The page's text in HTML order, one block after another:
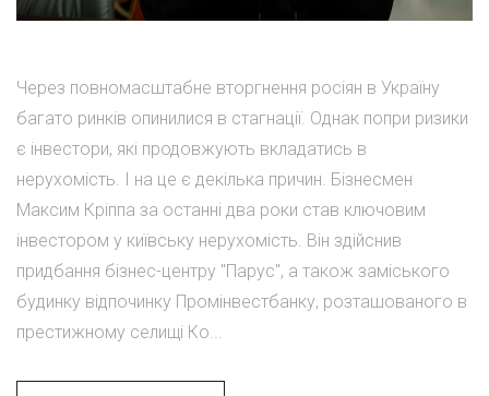
Через повномасштабне вторгнення росіян в Україну
багато ринків опинилися в стагнації. Однак попри ризики
є інвестори, які продовжують вкладатись в
нерухомість. І на це є декілька причин. Бізнесмен
Максим Кріппа за останні два роки став ключовим
інвестором у київську нерухомість. Він здійснив
придбання бізнес-центру "Парус", а також заміського
будинку відпочинку Промінвестбанку, розташованого в
престижному селищі Ко...